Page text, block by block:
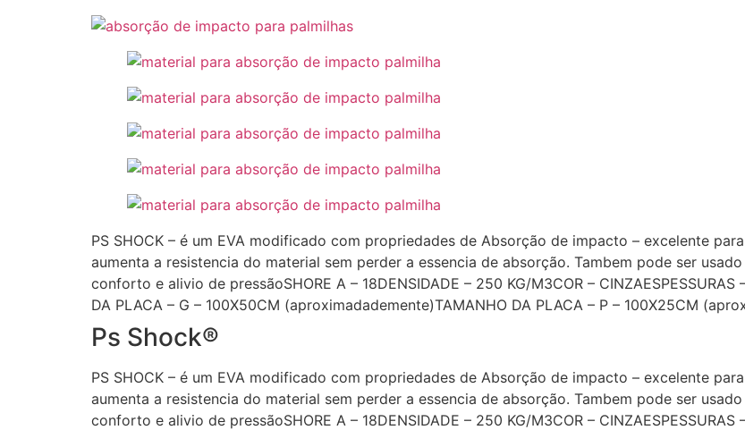
PS SHOCK – é um EVA modificado com propriedades de Absorção de impacto – excelente
aumenta a resistencia do material sem perder a essencia de absorção. Tambem pode ser
conforto e alivio de pressãoSHORE A – 18DENSIDADE – 250 KG/M3COR – CINZAESPESSURAS
DA PLACA – G – 100X50CM (aproximadademente)TAMANHO DA PLACA – P – 100X25CM
Ps Shock®
PS SHOCK – é um EVA modificado com propriedades de Absorção de impacto – excelente
aumenta a resistencia do material sem perder a essencia de absorção. Tambem pode ser
conforto e alivio de pressãoSHORE A – 18DENSIDADE – 250 KG/M3COR – CINZAESPESSURAS